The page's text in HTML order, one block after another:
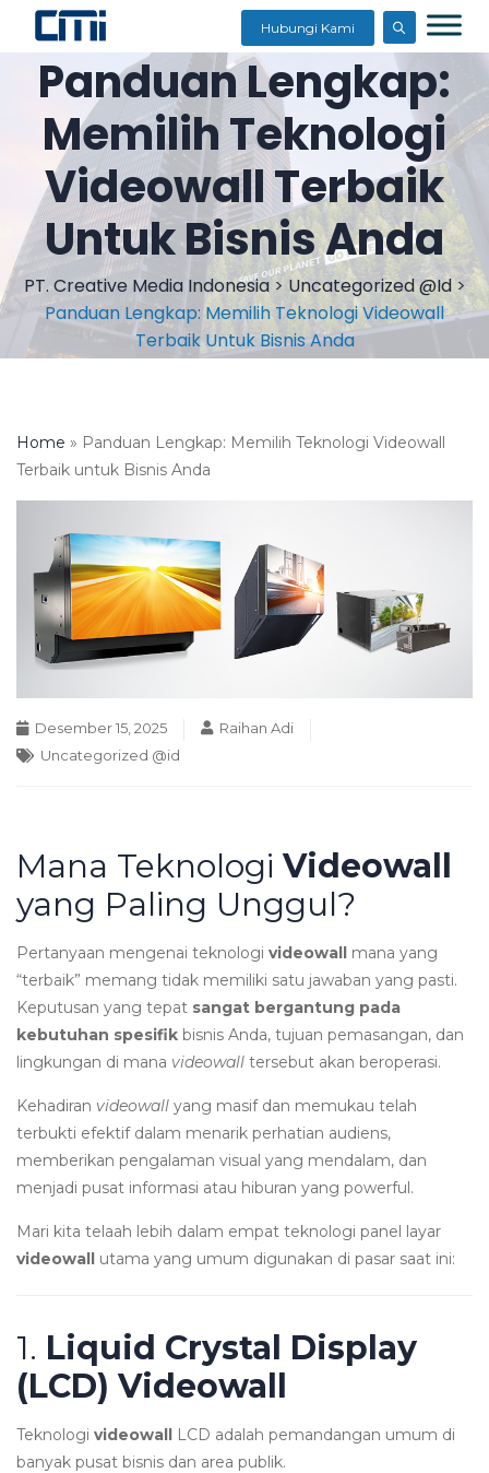
Hubungi Kami
Panduan Lengkap:
Memilih Teknologi
Videowall Terbaik
Untuk Bisnis Anda
PT. Creative Media Indonesia> Uncategorized @id>
Panduan Lengkap: Memilih Teknologi Videowall
Terbaik Untuk Bisnis Anda
Home » Panduan Lengkap: Memilih Teknologi Videowall
Terbaik untuk Bisnis Anda
Desember 15, 2025
Raihan Adi
Uncategorized @id
Mana Teknologi Videowall
yang Paling Unggul?
Pertanyaan mengenai teknologi videowall mana yang
“terbaik” memang tidak memiliki satu jawaban yang pasti.
Keputusan yang tepat sangat bergantung pada
kebutuhan spesifik bisnis Anda, tujuan pemasangan, dan
lingkungan di mana videowall tersebut akan beroperasi.
Kehadiran videowall yang masif dan memukau telah
terbukti efektif dalam menarik perhatian audiens,
memberikan pengalaman visual yang mendalam, dan
menjadi pusat informasi atau hiburan yang powerful.
Mari kita telaah lebih dalam empat teknologi panel layar
videowall utama yang umum digunakan di pasar saat ini:
1. Liquid Crystal Display
(LCD) Videowall
Teknologi videowall LCD adalah pemandangan umum di
banyak pusat bisnis dan area publik.